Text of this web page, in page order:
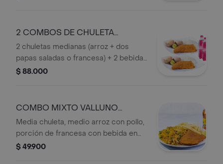
2 COMBOS DE CHULETA
MEDIANA OFERTA
2 chuletas medianas (arroz + dos
papas saladas o francesa) + 2 bebidas
personales.
$ 88.000
COMBO MIXTO VALLUNO
OFERTA
Media chuleta, medio arroz con pollo,
porción de francesa con bebida en
botella.
$ 49.900